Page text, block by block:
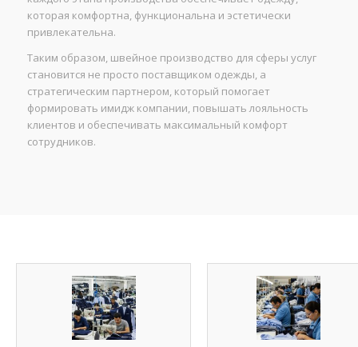
которая комфортна, функциональна и эстетически
привлекательна.
Таким образом, швейное производство для сферы услуг
становится не просто поставщиком одежды, а
стратегическим партнером, который помогает
формировать имидж компании, повышать лояльность
клиентов и обеспечивать максимальный комфорт
сотрудников.